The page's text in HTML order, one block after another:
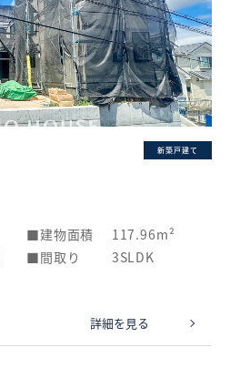
新築戸建て
建物面積
117.96m²
間取り 3SLDK
詳細を見る